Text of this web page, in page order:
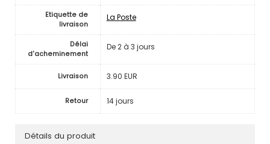
Etiquette de
livraison
La Poste
Délai
d'acheminement
De 2 à 3 jours
Livraison 3.90 EUR
Retour 14 jours
Détails du produit